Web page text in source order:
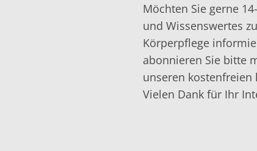
Möchten Sie gerne
und Wissenswertes
Körperpflege
abonnieren Sie bitte
unseren kostenfreien
Vielen Dank für Ihr